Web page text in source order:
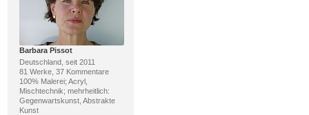
Barbara Pissot
Deutschland, seit 2011
81 Werke, 37 Kommentare
100% Malerei; Acryl,
Mischtechnik; mehrheitlich:
Gegenwartskunst, Abstrakte
Kunst